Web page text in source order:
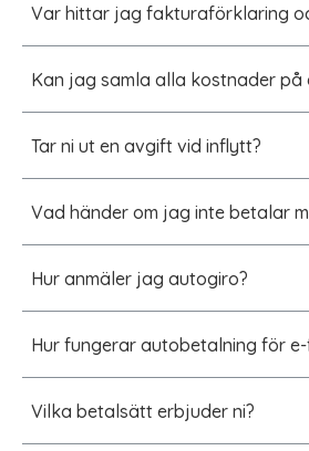
Var hittar jag fakturaförklaring
Kan jag samla alla kostnader på
Tar ni ut en avgift vid inflytt?
Vad händer om jag inte betalar
Hur anmäler jag autogiro?
Hur fungerar autobetalning för
Vilka betalsätt erbjuder ni?